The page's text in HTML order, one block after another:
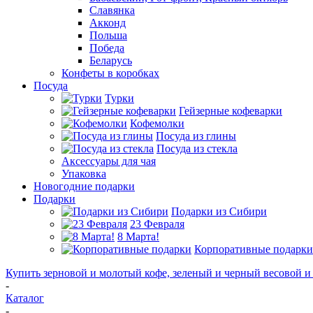
Славянка
Акконд
Польша
Победа
Беларусь
Конфеты в коробках
Посуда
Турки
Гейзерные кофеварки
Кофемолки
Посуда из глины
Посуда из стекла
Аксессуары для чая
Упаковка
Новогодние подарки
Подарки
Подарки из Сибири
23 Февраля
8 Марта!
Корпоративные подарки
Купить зерновой и молотый кофе, зеленый и черный весовой
-
Каталог
-